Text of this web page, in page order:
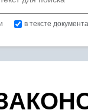
в тексте документа